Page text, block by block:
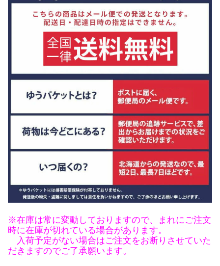
※在庫は常に変動しておりますので、まれにご注文
時に在庫が切れている場合があります。
入荷予定がない場合はご注文をお断りさせていた
だきますのでご了承願います。